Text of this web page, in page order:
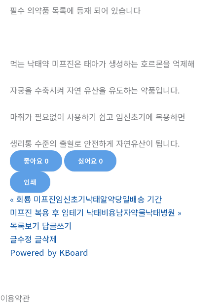
필수 의약품 목록에 등재 되어 있습니다
먹는 낙태약 미프진은 태아가 생성하는 호르몬을 억제해
자궁을 수축시켜 자연 유산을 유도하는 약품입니다.
마취가 필요없이 사용하기 쉽고 임신초기에 복용하면
생리통 수준의 출혈로 안전하게 자연유산이 됩니다.
좋아요 0 싫어요 0
인쇄
« 회룡 미프진임신초기낙태알약당일배송 기간
미프진 복용 후 임테기 낙태비용남자약물낙­태병원 »
목록보기 답글쓰기
글수정 글삭제
Powered by KBoard
이용약관